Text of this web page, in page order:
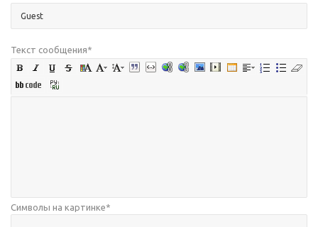
Текст сообщения*
Символы на картинке*